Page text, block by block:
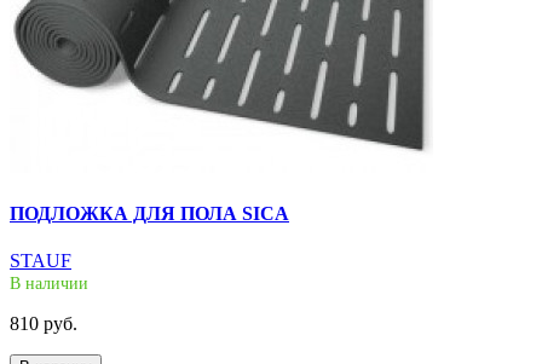
ПОДЛОЖКА ДЛЯ ПОЛА SICA
STAUF
В наличии
810 руб.